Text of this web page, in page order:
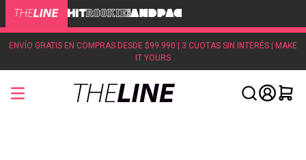
ENVÍO GRATIS EN COMPRAS DESDE $99.990 | 3 CUOTAS SIN INTERÉS | MAKE
IT YOURS